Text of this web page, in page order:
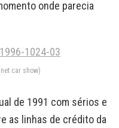
onde parecia
car show)
de 1991 com sérios e
as linhas de crédito da